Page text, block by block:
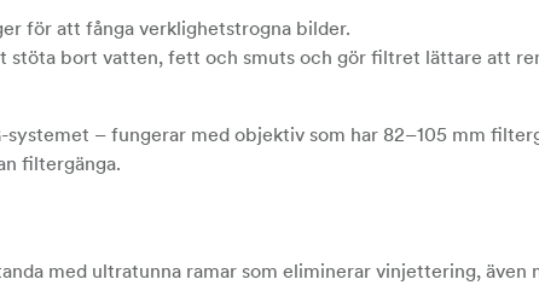
för att fånga verklighetstrogna bilder.
stöta bort vatten, fett och smuts och gör filtret lättare att
– fungerar med objektiv som har 82–105 mm
filtergänga.
med ultratunna ramar som eliminerar vinjettering, även